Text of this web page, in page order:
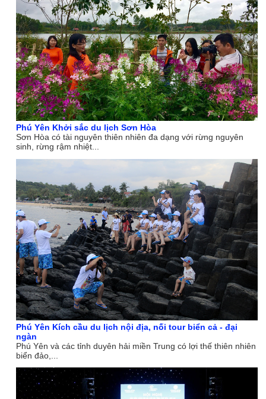
Phú Yên Khởi sắc du lịch Sơn Hòa
Sơn Hòa có tài nguyên thiên nhiên đa dạng với rừng nguyên
sinh, rừng rậm nhiệt...
Phú Yên Kích cầu du lịch nội địa, nối tour biển cả - đại
ngàn
Phú Yên và các tỉnh duyên hải miền Trung có lợi thế thiên nhiên
biển đảo,...